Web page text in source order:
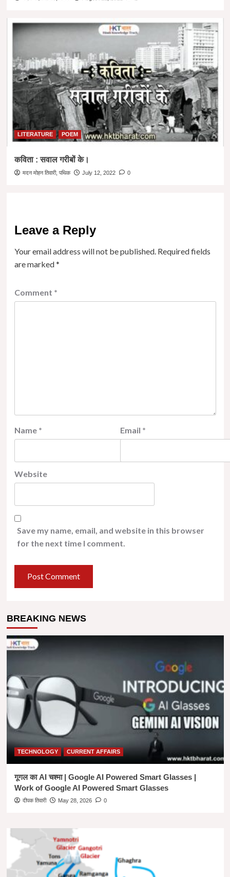
LITERATURE POEM
कविता : सवाल गरीबों के।
मदन मोहन तिवारी, पथिक July 12, 2022 0
Leave a Reply
Your email address will not be published. Required fields
are marked*
Comment *
Name * Email *
Website
Save my name, email, and website in this browser
for the next time I comment.
BREAKING NEWS
TECHNOLOGY CURRENT AFFAIRS
गूगल का AI चश्मा | Google AI Powered Smart Glasses |
Work of Google AI Powered Smart Glasses
दीपक तिवारी May 28, 2026 0